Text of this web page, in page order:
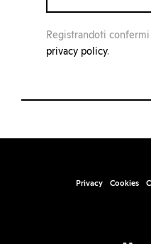
Registrandoti
privacy policy.
Privacy Cookies